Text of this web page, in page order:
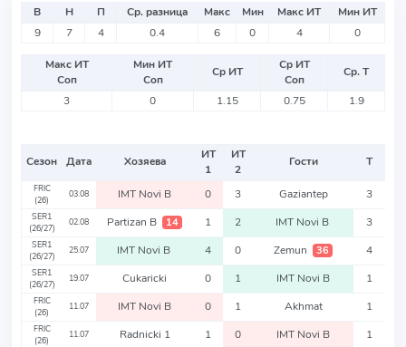
В Н П Ср. разница Макс Мин Макс ИТ
Мин ИТ
9
7 4 0.4 6 0 4 0
Макс ИТ
Соп
Мин ИТ
Соп
Ср ИТ
Ср ИТ
Соп
Ср. Т
3
0 1.15 0.75 1.9
Сезон Дата Хозяева
ИТ
1
ИТ
2
Гости Т
FRIC
(26)
03.08 IMT Novi B 0 3 Gaziantep 3
SER1
(26/27)
02.08 Partizan B 14 1 2 IMT Novi B 3
SER1
(26/27)
25.07 IMT Novi B 4 0 Zemun 36 4
SER1
(26/27)
19.07 Cukaricki 0 1 IMT Novi B 1
FRIC
(26)
11.07 IMT Novi B 0 1 Akhmat 1
FRIC
(26)
11.07 Radnicki 1 1 0 IMT Novi B 1